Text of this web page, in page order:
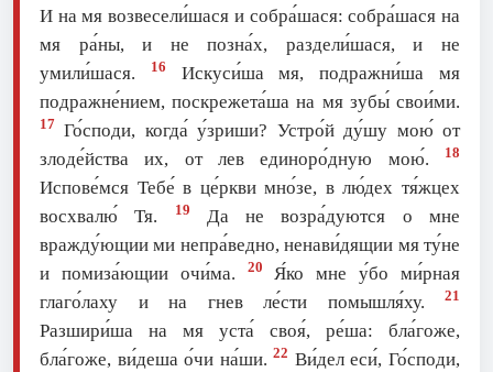
И на мя возвесели́шася и собра́шася: собра́шася на
мя ра́ны, и не позна́х, раздели́шася, и не
умили́шася.
16
Искуси́ша мя, подражни́ша мя
подражне́нием, поскрежета́ша на мя зубы́ свои́ми.
17 Го́споди, когда́ у́зриши? Устро́й ду́шу мою́ от
злоде́йства их, от лев единоро́дную мою́.
18
Испове́мся Тебе́ в це́ркви мно́зе, в лю́дех тя́жцех
восхвалю́ Тя.
19
Да не возра́дуются о мне
вражду́ющии ми непра́ведно, ненави́дящии мя ту́не
и помиза́ющии очи́ма.
20
Я́ко мне у́бо ми́рная
глаго́лаху и на гнев ле́сти помышля́ху.
21
Разшири́ша на мя уста́ своя́, ре́ша: бла́гоже,
бла́гоже, ви́деша о́чи на́ши.22 Ви́дел еси́, Го́споди,